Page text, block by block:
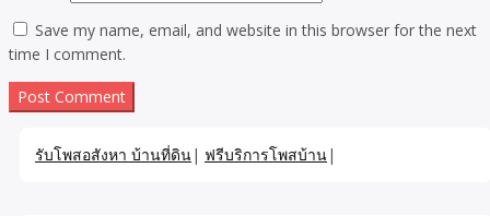
Save my name, email, and website in this browser for the next
time I comment.
รับโพสอสังหา บ้านที่ดิน| ฟรีบริการโพสบ้าน|